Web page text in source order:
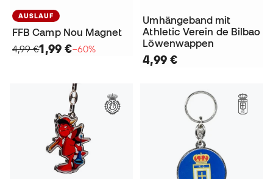
AUSLAUF
FFB Camp Nou Magnet
4,99 €1,99 €−60%
Umhängeband mit
Athletic Verein de Bilbao
Löwenwappen
4,99 €